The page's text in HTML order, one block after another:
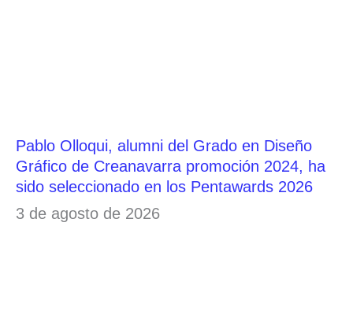
Pablo Olloqui, alumni del Grado en Diseño
Gráfico de Creanavarra promoción 2024, ha
sido seleccionado en los Pentawards 2026
3 de agosto de 2026